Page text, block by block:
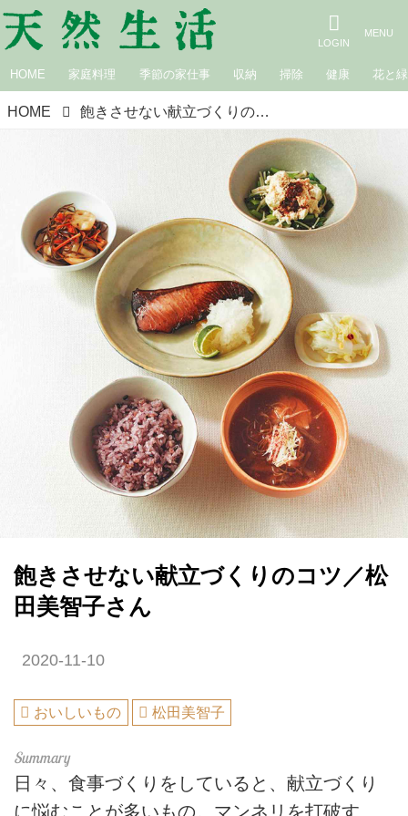
HOME 家庭料理 季節の家仕事 収納 掃除 健康 花と緑
HOME 飽きさせない献立づくりのコツ／松田美智子さん
飽きさせない献立づくりのコツ／松
田美智子さん
2020-11-10
おいしいもの 松田美智子
日々、食事づくりをしていると、献立づくり
に悩むことが多いもの。マンネリを打破す